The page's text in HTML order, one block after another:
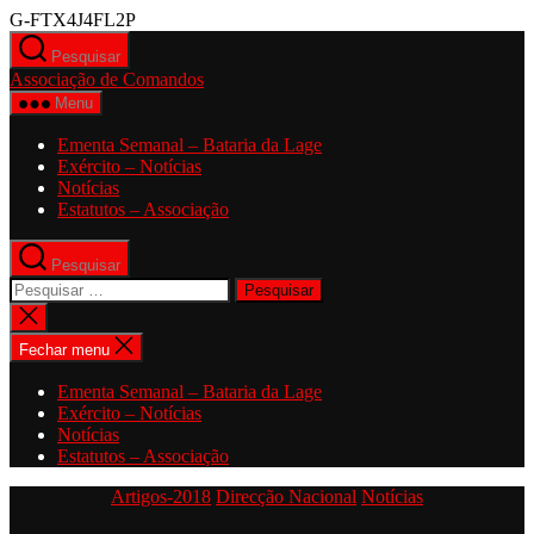
G-FTX4J4FL2PSaltar
conteúdo
Pesquisar
Associação de Comandos
Menu
Ementa Semanal – Bataria da Lage
Exército – Notícias
Notícias
Estatutos – Associação
Pesquisar
Pesquisar
por:
Fechar
pesquisa
Fechar menu
Ementa Semanal – Bataria da Lage
Exército – Notícias
Notícias
Estatutos – Associação
Categorias
Artigos-2018 Direcção Nacional Notícias